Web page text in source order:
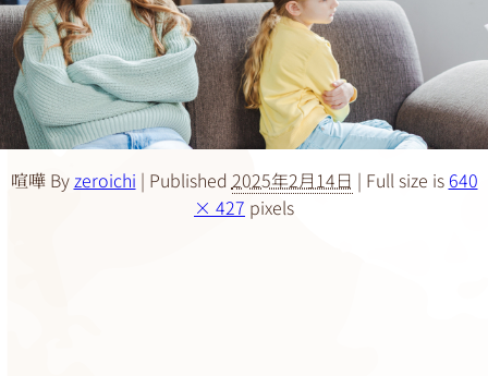
喧嘩 Byzeroichi | Published 2025年2月14日 | Full size is 640
× 427 pixels